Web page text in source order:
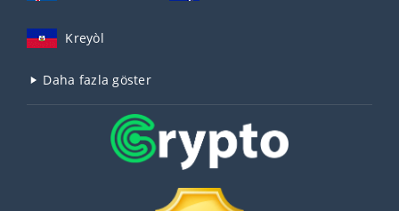
Kreyòl
Daha fazla göster